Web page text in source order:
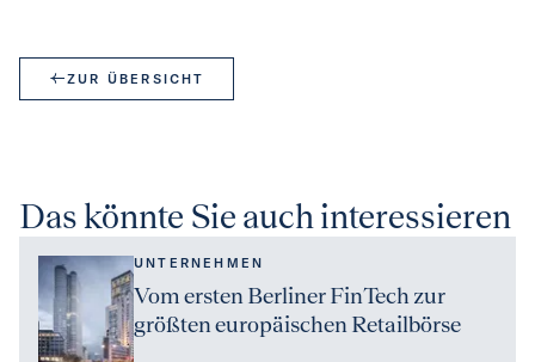
ZUR ÜBERSICHT
Das könnte Sie auch interessieren
UNTERNEHMEN
Vom ersten Berliner FinTech zur
größten europäischen Retailbörse